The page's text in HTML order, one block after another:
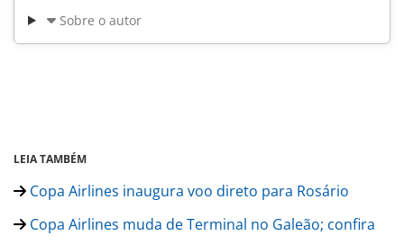
Sobre o autor
LEIA TAMBÉM
Copa Airlines inaugura voo direto para Rosário
Copa Airlines muda de Terminal no Galeão; confira